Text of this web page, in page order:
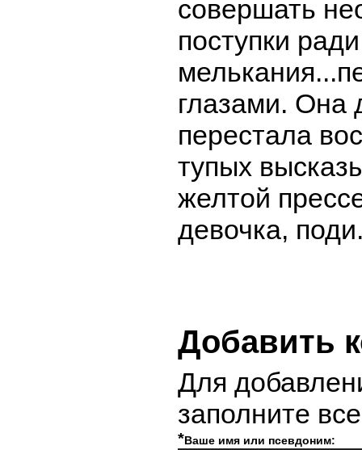
совершать
поступки
глазами. Она
перестала
тупых
желтой
девочка,
Добавить
Для
заполните
*Ваше имя или псевдоним: